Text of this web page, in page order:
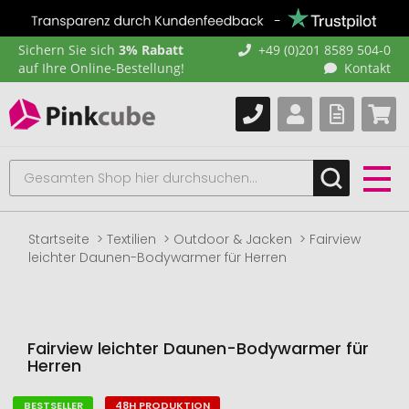
Sichern Sie sich 3% Rabatt
auf Ihre Online-Bestellung!
+49 (0)201 8589 504-0
Kontakt
Startseite Textilien Outdoor & Jacken
Fairview
leichter Daunen-Bodywarmer für Herren
Fairview leichter Daunen-Bodywarmer für
Herren
BESTSELLER 48H PRODUKTION